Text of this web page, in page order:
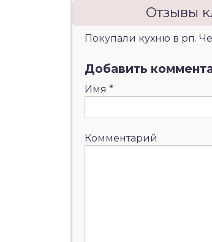
Отзывы
Покупали кухню в рп.
Добавить
Имя *
Комментарий